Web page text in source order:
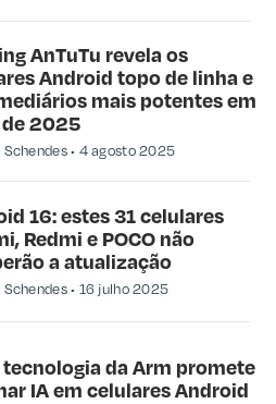
AnTuTu revela os
Android topo de linha e
mais potentes em
2025
4 agosto 2025
16: estes 31 celulares
Redmi e POCO não
a atualização
16 julho 2025
tecnologia da Arm promete
IA em celulares Android